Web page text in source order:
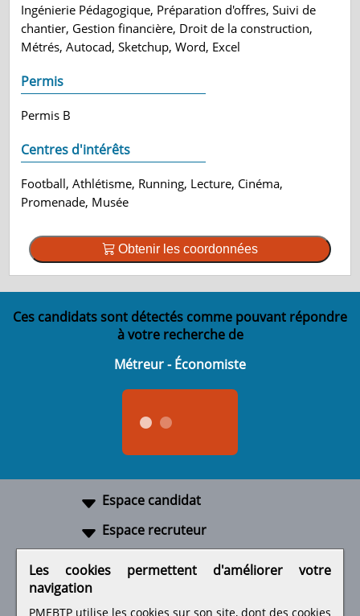
Ingénierie Pédagogique, Préparation d'offres, Suivi de
chantier, Gestion financière, Droit de la construction,
Métrés, Autocad, Sketchup, Word, Excel
Permis
Permis B
Centres d'intérêts
Football, Athlétisme, Running, Lecture, Cinéma,
Promenade, Musée
Obtenir les coordonnées
Ces candidats sont détectés comme pouvant répondre
à votre recherche de
Métreur - Économiste
Espace candidat
Espace recruteur
Les cookies permettent d'améliorer votre
navigation
PMEBTP utilise les cookies sur son site, dont des cookies